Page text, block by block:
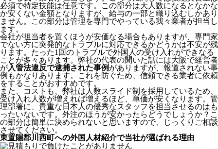
必須で特定技能は任意です。この部分は大人数になるとなかな
か安くない金額となりますが、給与の一部と織り込むしかあり
ません。この部分は管理を専門でやっている我々業者が担当し
ます。
会社が担当者を置くほうが安価なる場合もありますが、専門家
でない方に突発的なトラブルに対応できるかどうかは不安が残
ります。たった1回のトラブルで外国人の受け入れができなる
ことが多々あります。弊社の代表の聞いた話には大阪で経営者
が入管法違反で逮捕された事例 がありますが、報道されない事
例もかなりあります。これを防ぐため、信頼できる業者に依頼
をすることがおすすめです。
また、コストも、弊社は人数スライド制を採用しているため、
受け入れ人数が増えれば増えるほど、単価が安くなります。管
理部署に、貴重な日本人の優秀なスタッフを担当させるのはも
ったいないです。外注のほうが安かったらどうでしょうか？こ
の部分は簡単に決められないと思いますので、じっくりご相談
させてください。
東置賜郡川西町への外国人材紹介で当社が選ばれる理由